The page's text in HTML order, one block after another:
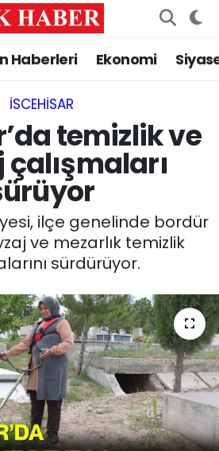
Haberleri Ekonomi
İSCEHISAR
temizlik ve
ilçe genelinde bordür
ve mezarlık temizlik
sürdürüyor.
HABERLERİ
Durumu ve Fikstür